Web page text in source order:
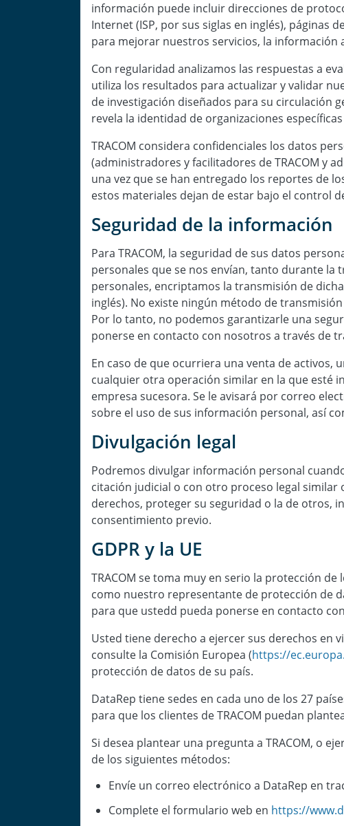
información puede incluir direcciones de
Internet (ISP, por sus siglas en inglés), páginas
para mejorar nuestros servicios, la información
Con regularidad analizamos las respuestas a
utiliza los resultados para actualizar y validar
de investigación diseñados para su circulación
revela la identidad de organizaciones
TRACOM considera confidenciales los datos
(administradores y facilitadores de TRACOM y
una vez que se han entregado los reportes de
estos materiales dejan de estar bajo el control
Seguridad de la información
Para TRACOM, la seguridad de sus datos
personales que se nos envían, tanto durante la
personales, encriptamos la transmisión de
inglés). No existe ningún método de
Por lo tanto, no podemos garantizarle una
ponerse en contacto con nosotros a través de
En caso de que ocurriera una venta de
cualquier otra operación similar en la que esté
empresa sucesora. Se le avisará por correo
sobre el uso de sus información personal, así
Divulgación legal
Podremos divulgar información personal
citación judicial o con otro proceso legal
derechos, proteger su seguridad o la de otros,
consentimiento previo.
GDPR y la UE
TRACOM se toma muy en serio la protección
como nuestro representante de protección de
para que ustedd pueda ponerse en contacto
Usted tiene derecho a ejercer sus derechos en
consulte la Comisión Europea (https://
protección de datos de su país.
DataRep tiene sedes en cada uno de los 27
para que los clientes de TRACOM puedan
Si desea plantear una pregunta a TRACOM, o
de los siguientes métodos:
Envíe un correo electrónico a DataRep en
Complete el formulario web en https://